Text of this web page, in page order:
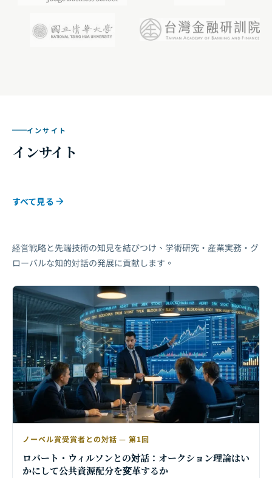
インサイト
インサイト
すべて見る
経営戦略と先端技術の知見を結びつけ、学術研究・産業実務・グ
ローバルな知的対話の発展に貢献します。
ノーベル賞受賞者との対話 — 第1回
ロバート・ウィルソンとの対話：オークション理論はい
かにして公共資源配分を変革するか